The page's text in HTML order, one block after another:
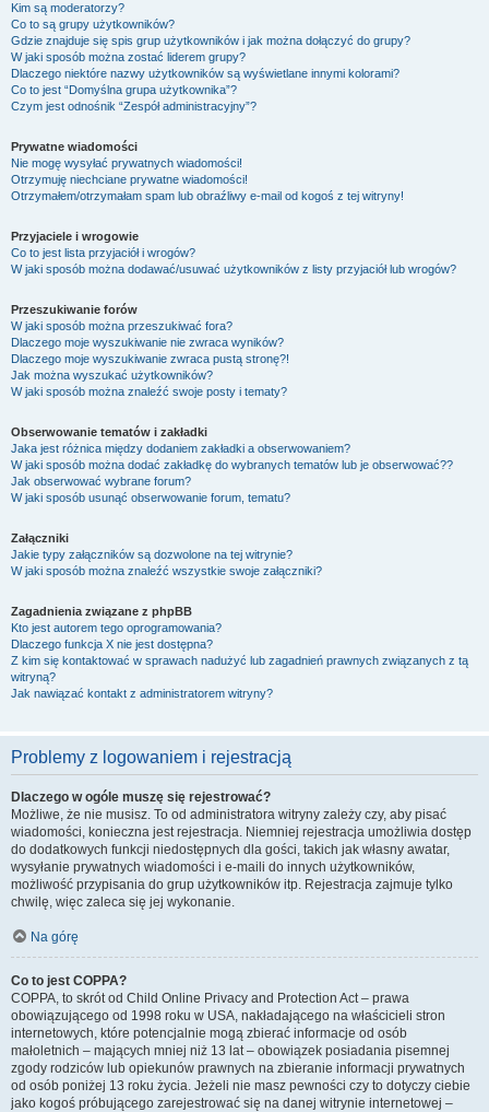
Kim są moderatorzy?
Co to są grupy użytkowników?
Gdzie znajduje się spis grup użytkowników i jak można dołączyć do grupy?
W jaki sposób można zostać liderem grupy?
Dlaczego niektóre nazwy użytkowników są wyświetlane innymi kolorami?
Co to jest “Domyślna grupa użytkownika”?
Czym jest odnośnik “Zespół administracyjny”?
Prywatne wiadomości
Nie mogę wysyłać prywatnych wiadomości!
Otrzymuję niechciane prywatne wiadomości!
Otrzymałem/otrzymałam spam lub obraźliwy e-mail od kogoś z tej witryny!
Przyjaciele i wrogowie
Co to jest lista przyjaciół i wrogów?
W jaki sposób można dodawać/usuwać użytkowników z listy przyjaciół lub wrogów?
Przeszukiwanie forów
W jaki sposób można przeszukiwać fora?
Dlaczego moje wyszukiwanie nie zwraca wyników?
Dlaczego moje wyszukiwanie zwraca pustą stronę?!
Jak można wyszukać użytkowników?
W jaki sposób można znaleźć swoje posty i tematy?
Obserwowanie tematów i zakładki
Jaka jest różnica między dodaniem zakładki a obserwowaniem?
W jaki sposób można dodać zakładkę do wybranych tematów lub je obserwować??
Jak obserwować wybrane forum?
W jaki sposób usunąć obserwowanie forum, tematu?
Załączniki
Jakie typy załączników są dozwolone na tej witrynie?
W jaki sposób można znaleźć wszystkie swoje załączniki?
Zagadnienia związane z phpBB
Kto jest autorem tego oprogramowania?
Dlaczego funkcja X nie jest dostępna?
Z kim się kontaktować w sprawach nadużyć lub zagadnień prawnych związanych z tą
witryną?
Jak nawiązać kontakt z administratorem witryny?
Problemy z logowaniem i rejestracją
Dlaczego w ogóle muszę się rejestrować?
Możliwe, że nie musisz. To od administratora witryny zależy czy, aby pisać
wiadomości, konieczna jest rejestracja. Niemniej rejestracja umożliwia dostęp
do dodatkowych funkcji niedostępnych dla gości, takich jak własny awatar,
wysyłanie prywatnych wiadomości i e-maili do innych użytkowników,
możliwość przypisania do grup użytkowników itp. Rejestracja zajmuje tylko
chwilę, więc zaleca się jej wykonanie.
Na górę
Co to jest COPPA?
COPPA, to skrót od Child Online Privacy and Protection Act – prawa
obowiązującego od 1998 roku w USA, nakładającego na właścicieli stron
internetowych, które potencjalnie mogą zbierać informacje od osób
małoletnich – mających mniej niż 13 lat – obowiązek posiadania pisemnej
zgody rodziców lub opiekunów prawnych na zbieranie informacji prywatnych
od osób poniżej 13 roku życia. Jeżeli nie masz pewności czy to dotyczy ciebie
jako kogoś próbującego zarejestrować się na danej witrynie internetowej –